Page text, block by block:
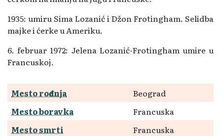
1935: umiru Sima Lozanić i Džon Frotingham. Selidba
majke i ćerke u Ameriku.
6. februar 1972: Jelena Lozanić-Frotingham umire u
Francuskoj.
Mesto rođenja
Beograd
Mesto boravka
Francuska
Mesto smrti
Francuska